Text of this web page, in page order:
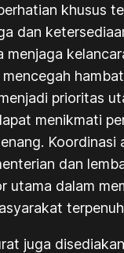
khusus
dan
menjaga
prioritas
menikmati
Koordinasi
dan
utama dalam
juga